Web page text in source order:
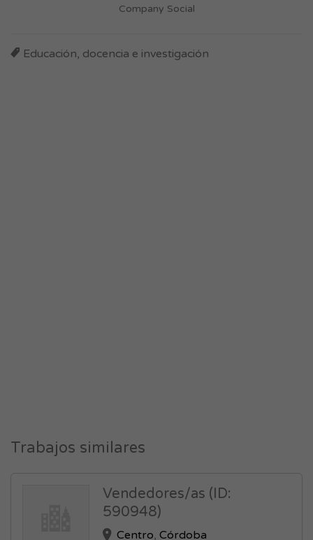
Company Social
Educación, docencia e investigación
Trabajos similares
Vendedores/as (ID:
590948)
Centro,Córdoba